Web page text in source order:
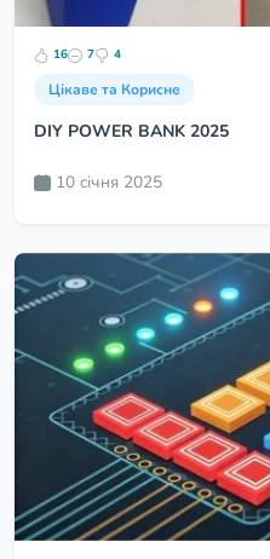
16 7 4
Цікаве та Корисне
DIY POWER BANK 2025
10 cічня 2025